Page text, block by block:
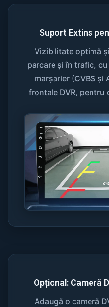
Suport Extins
Vizibilitate optimă
parcare și în trafic,
marșarier (CVBS și
frontale DVR, pentru
Opțional: Cameră
Adaugă o cameră